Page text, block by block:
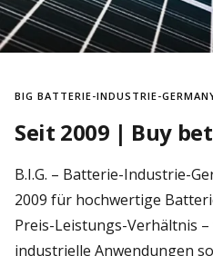
BIG BATTERIE-INDUSTRIE-
Seit 2009 | Buy
B.I.G. – Batterie-Industrie-
2009 für hochwertige
Preis-Leistungs-Verhältnis
industrielle Anwendungen